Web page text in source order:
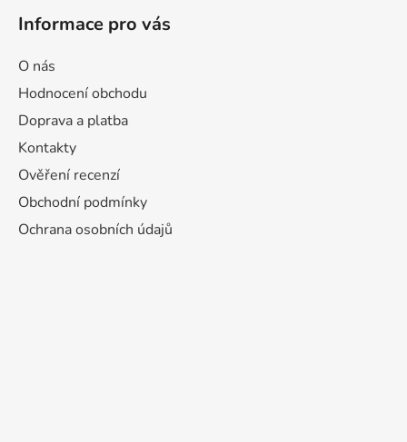
Informace pro vás
O nás
Hodnocení obchodu
Doprava a platba
Kontakty
Ověření recenzí
Obchodní podmínky
Ochrana osobních údajů